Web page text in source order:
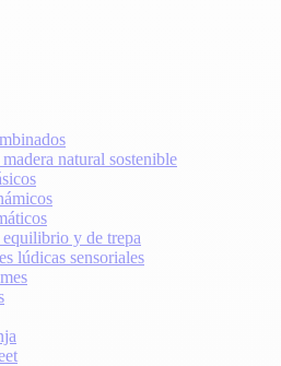
madera natural sostenible
equilibrio y de trepa
lúdicas sensoriales